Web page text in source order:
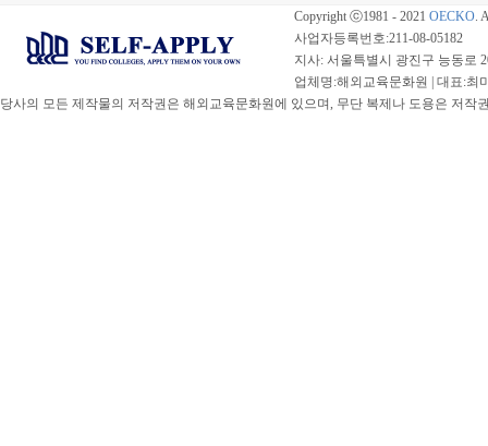
Copyright ⓒ1981 - 2021 OECKO.
사업자등록번호:211-08-05182
지사: 서울특별시 광진구 능동로
업체명:해외교육문화원 | 대표:최
당사의 모든 제작물의 저작권은 해외교육문화원에 있으며, 무단 복제나 도용은 저